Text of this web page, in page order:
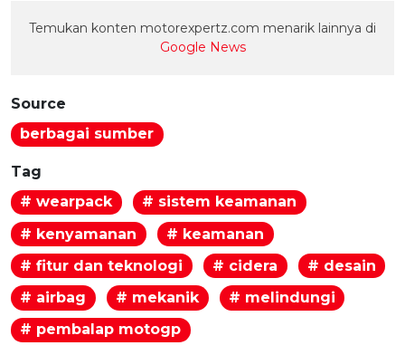
Temukan konten motorexpertz.com menarik lainnya di
Google News
Source
berbagai sumber
Tag
# wearpack
# sistem keamanan
# kenyamanan
# keamanan
# fitur dan teknologi
# cidera
# desain
# airbag
# mekanik
# melindungi
# pembalap motogp